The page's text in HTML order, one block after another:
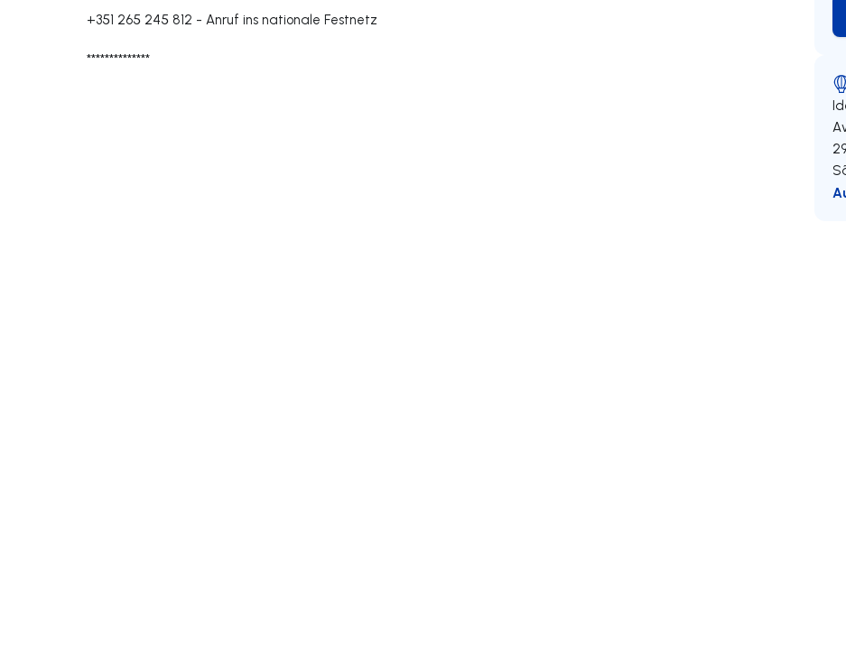
+351 265 245 812 - Anruf ins nationale Festnetz
**************